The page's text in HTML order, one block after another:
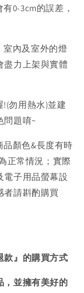
0-3cm的誤差，
內及室外的燈
盡力上架與實體
勿用熱水)並建
問題唷~
顏色&長度有時
正常情況；實際
電子用品螢幕設
者請斟酌購買
款』的購買方式
，並擁有美好的